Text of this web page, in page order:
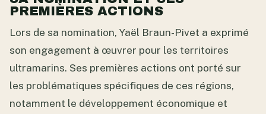
PREMIÈRES ACTIONS
Lors de sa nomination, Yaël Braun-Pivet a exprimé
son engagement à œuvrer pour les territoires
ultramarins. Ses premières actions ont porté sur
les problématiques spécifiques de ces régions,
notamment le développement économique et